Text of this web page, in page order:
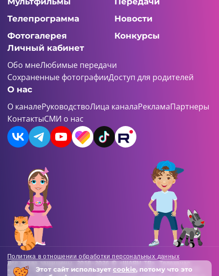
Телепрограмма
Новости
Фотогалерея
Конкурсы
Личный кабинет
Обо мнеЛюбимые передачи
Сохраненные фотографииДоступ для родителей
О нас
О каналеРуководствоЛица каналаРекламаПартнеры
КонтактыСМИ о нас
Политика в отношении обработки персональных данных
Все права защищены. 2018-2026 © «ШАЯН ТВ». Телеканал
«ШАЯН ТВ» , Свидетельство о регистрации СМИ Эл-Л №ФС77-
Этот сайт использует cookie, потому что это